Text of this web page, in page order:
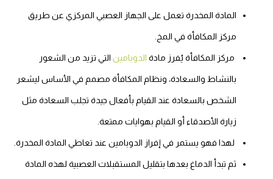
المادة المخدرة تعمل على الجهاز العصبي المركزي عن طريق
مركز المكافأة في المخ.
مركز المكافأة يُفرز مادةالدوبامينالتي تزيد من الشعور
بالنشاط والسعادة، ونظام المكافأة مصمم في الأساس ليشعر
الشخص بالسعادة عند القيام بأفعال جيدة تجلب السعادة مثل
زيارة الأصدقاء أو القيام بهوايات ممتعة.
لهذا فهو يستمر في إفراز الدوبامين عند تعاطي المادة المخدرة.
ثم تبدأ الدماغ بعدها بتقليل المستقبلات العصبية لهذه المادة